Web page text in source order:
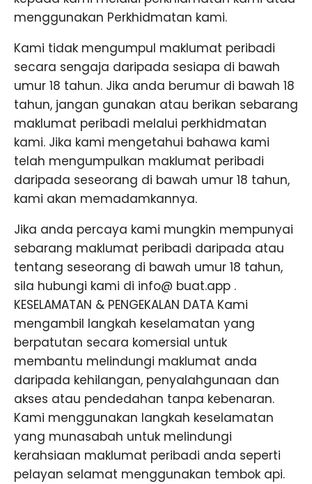
menggunakan Perkhidmatan kami.
Kami tidak mengumpul maklumat peribadi
secara sengaja daripada sesiapa di bawah
umur 18 tahun. Jika anda berumur di bawah 18
tahun, jangan gunakan atau berikan sebarang
maklumat peribadi melalui perkhidmatan
kami. Jika kami mengetahui bahawa kami
telah mengumpulkan maklumat peribadi
daripada seseorang di bawah umur 18 tahun,
kami akan memadamkannya.
Jika anda percaya kami mungkin mempunyai
sebarang maklumat peribadi daripada atau
tentang seseorang di bawah umur 18 tahun,
sila hubungi kami di info@ buat.app .
KESELAMATAN & PENGEKALAN DATA Kami
mengambil langkah keselamatan yang
berpatutan secara komersial untuk
membantu melindungi maklumat anda
daripada kehilangan, penyalahgunaan dan
akses atau pendedahan tanpa kebenaran.
Kami menggunakan langkah keselamatan
yang munasabah untuk melindungi
kerahsiaan maklumat peribadi anda seperti
pelayan selamat menggunakan tembok api.